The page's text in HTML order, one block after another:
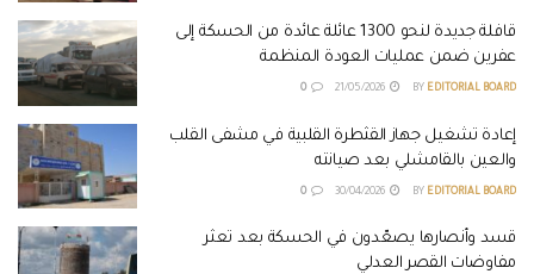
قافلة جديدة لنحو 1300 عائلة عائدة من الحسكة إلى
عفرين ضمن عمليات العودة المنظمة
BY EDITORIAL BOARD
إعادة تشغيل جهاز القثطرة القلبية في مشفى القلب
والعين بالقامشلي بعد صيانته
BY EDITORIAL BOARD
قسد وأنصارها يصعّدون في الحسكة بعد تعثر
مفاوضات القصر العدلي